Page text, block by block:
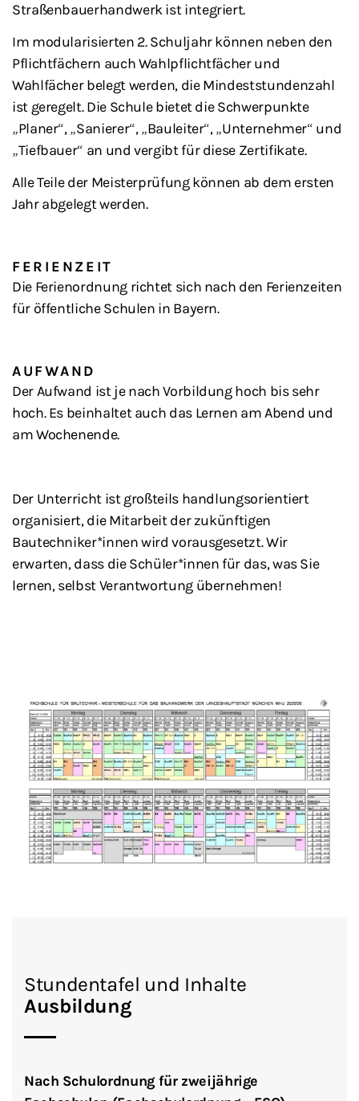
Straßenbauerhandwerk ist integriert.
Im modularisierten 2. Schuljahr können neben den
Pflichtfächern auch Wahlpflichtfächer und
Wahlfächer belegt werden, die Mindeststundenzahl
ist geregelt. Die Schule bietet die Schwerpunkte
„Planer“, „Sanierer“, „Bauleiter“, „Unternehmer“ und
„Tiefbauer“ an und vergibt für diese Zertifikate.
Alle Teile der Meisterprüfung können ab dem ersten
Jahr abgelegt werden.
FERIENZEIT
Die Ferienordnung richtet sich nach den Ferienzeiten
für öffentliche Schulen in Bayern.
AUFWAND
Der Aufwand ist je nach Vorbildung hoch bis sehr
hoch. Es beinhaltet auch das Lernen am Abend und
am Wochenende.
Der Unterricht ist großteils handlungsorientiert
organisiert, die Mitarbeit der zukünftigen
Bautechniker*innen wird vorausgesetzt. Wir
erwarten, dass die Schüler*innen für das, was Sie
lernen, selbst Verantwortung übernehmen!
Stundentafel und Inhalte
Ausbildung
Nach Schulordnung für zweijährige